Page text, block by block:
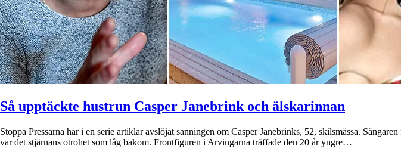
Så upptäckte hustrun Casper Janebrink och älskarinnan
Stoppa Pressarna har i en serie artiklar avslöjat sanningen om Casper Janebrinks, 52, skilsmässa.
var det stjärnans otrohet som låg bakom. Frontfiguren i Arvingarna träffade den 20 år yngre…